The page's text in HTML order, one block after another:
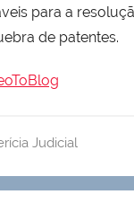
para a
de patentes.
Judicial